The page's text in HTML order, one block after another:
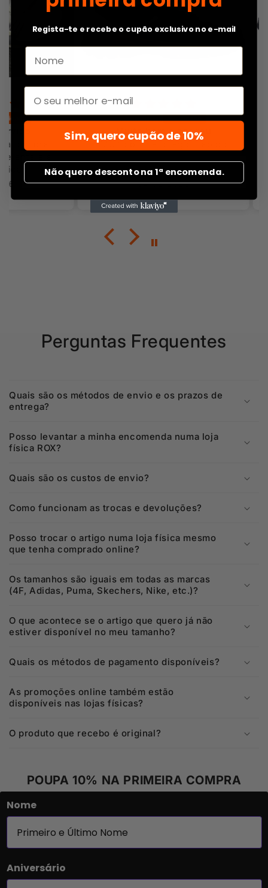
e a
Anônimo
Muito bom e chegou
Muito bom e chegou rápido
04/08/2026
Perguntas Frequentes
Quais são os métodos de envio e os prazos de
entrega?
Posso levantar a minha encomenda numa loja
física ROX?
Quais são os custos de envio?
Como funcionam as trocas e devoluções?
Posso trocar o artigo numa loja física mesmo
que tenha comprado online?
Os tamanhos são iguais em todas as marcas
(4F, Adidas, Puma, Skechers, Nike, etc.)?
O que acontece se o artigo que quero já não
estiver disponível no meu tamanho?
Quais os métodos de pagamento disponíveis?
As promoções online também estão
disponíveis nas lojas físicas?
O produto que recebo é original?
POUPA 10% NA PRIMEIRA COMPRA
Nome
Aniversário
Regista-te e recebe o cupão exclusivo no e-mail
Sim, quero cupão de 10%
Não quero desconto na 1ª encomenda.